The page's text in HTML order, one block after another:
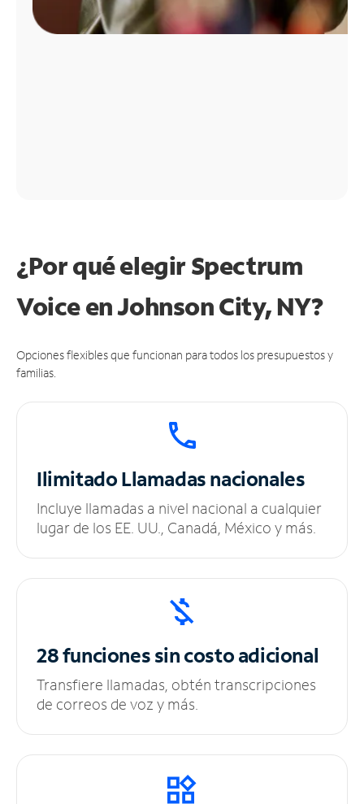
¿Por qué elegir Spectrum
Voice en Johnson City, NY?
Opciones flexibles que funcionan para todos los presupuestos y
familias.
IlimitadoLlamadas nacionales
Incluye llamadas a nivel nacional a cualquier
lugar de los EE. UU., Canadá, México y más.
28 funciones sincosto adicional
Transfiere llamadas, obtén transcripciones
de correos de voz y más.